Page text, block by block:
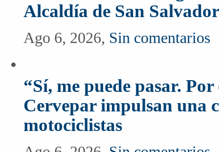
Alcaldía de San Salvador
Ago 6, 2026, Sin comentarios
“Sí, me puede pasar.
Cervepar impulsan una
motociclistas